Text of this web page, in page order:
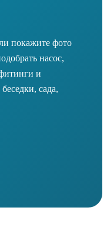
покажите фото
насос,
и
сада,